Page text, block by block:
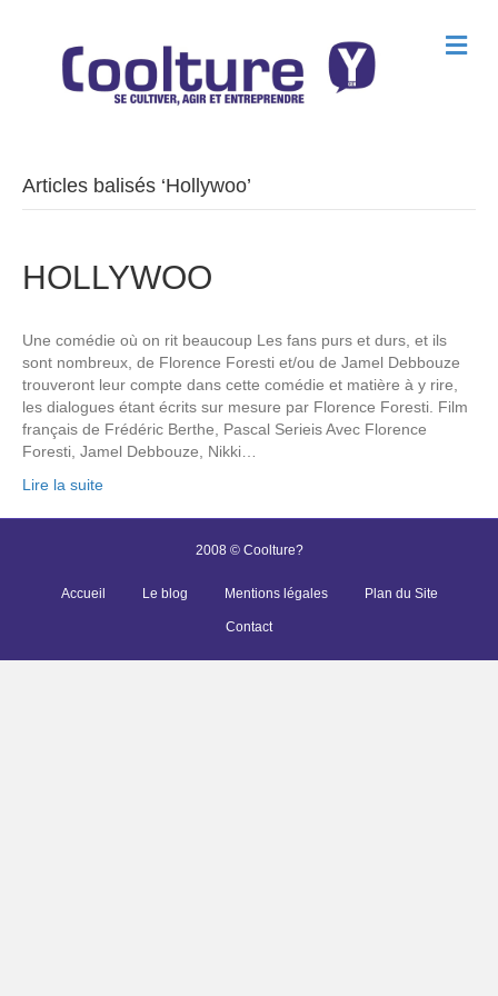
M
e
Articles balisés ‘Hollywoo’
HOLLYWOO
Une comédie où on rit beaucoup Les fans purs et durs, et ils
sont nombreux, de Florence Foresti et/ou de Jamel Debbouze
trouveront leur compte dans cette comédie et matière à y rire,
les dialogues étant écrits sur mesure par Florence Foresti. Film
français de Frédéric Berthe, Pascal Serieis Avec Florence
Foresti, Jamel Debbouze, Nikki…
Lire la suite
2008 © Coolture?
Accueil Le blog Mentions légales Plan du Site
Contact